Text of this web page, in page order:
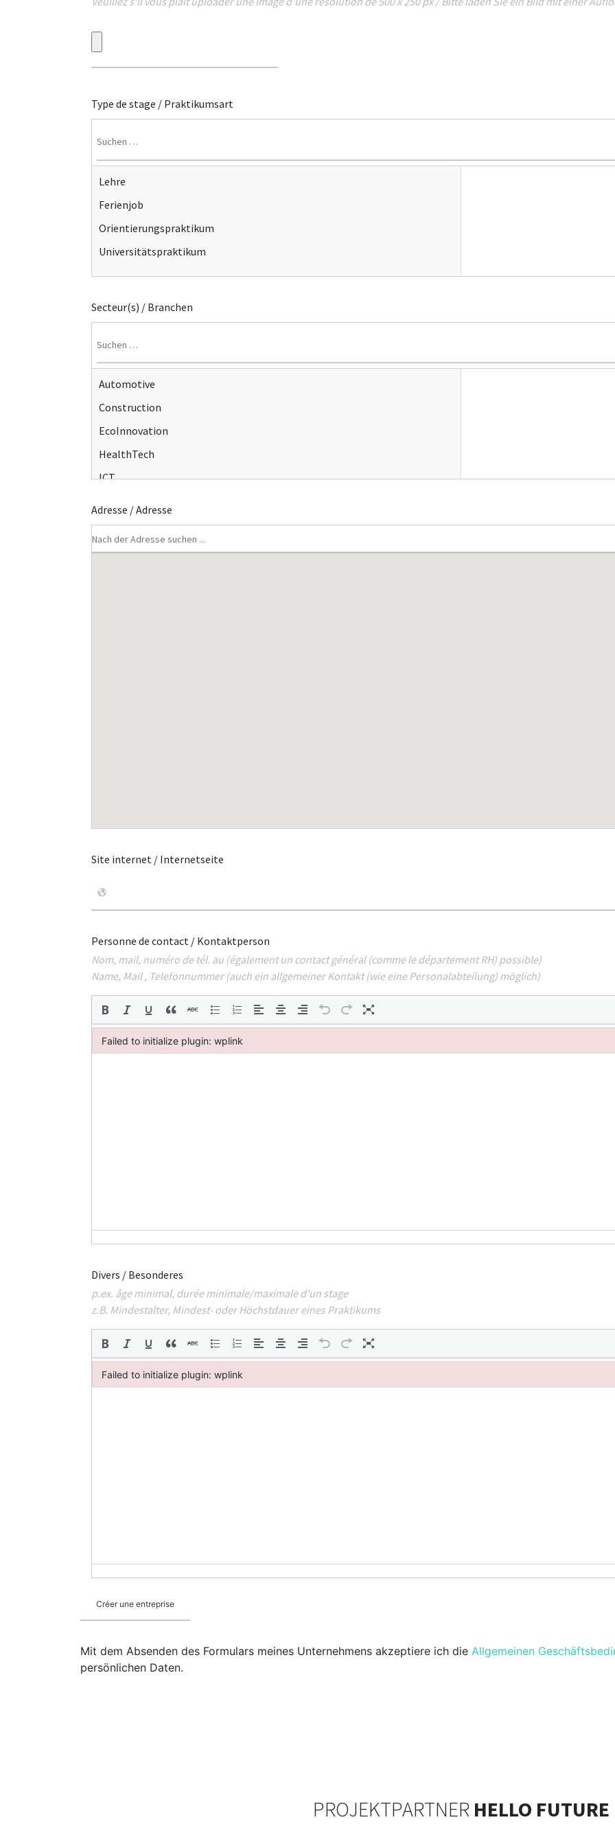
Type de stage / Praktikumsart
Lehre
Ferienjob
Orientierungspraktikum
Universitätspraktikum
Secteur(s) / Branchen
Automotive
Construction
EcoInnovation
HealthTech
ICT
Materials
Adresse / Adresse
Site internet / Internetseite
Personne de contact / Kontaktperson
Nom, mail, numéro de tél. au (également un contact général (comme le département RH) possible)
Name, Mail , Telefonnummer (auch ein allgemeiner Kontakt (wie eine Personalabteilung) möglich)
Divers / Besonderes
p.ex. âge minimal, durée minimale/maximale d'un stage
z.B. Mindestalter, Mindest- oder Höchstdauer eines Praktikums
Mit dem Absenden des Formulars meines Unternehmens akzeptiere ich die Allgemeinen
persönlichen Daten.
PROJEKTPARTNER HELLO FUTURE
Failed to initialize plugin: wplink
Failed to initialize plugin: wplink
Failed to initialize plugin: wplink
Failed to initialize plugin: wplink